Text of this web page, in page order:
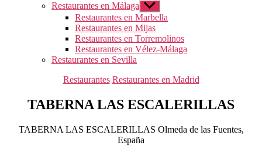
Restaurantes en Málaga Mostrar
el
submenú
Restaurantes en Marbella
Restaurantes en Mijas
Restaurantes en Torremolinos
Restaurantes en Vélez-Málaga
Restaurantes en Sevilla
Categorías
Restaurantes Restaurantes en Madrid
TABERNA LAS ESCALERILLAS
TABERNA LAS ESCALERILLAS Olmeda de las Fuentes,
España